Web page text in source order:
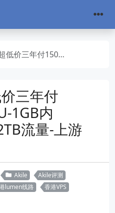
1GB内存-10GB硬盘-2TB流量-上游Hytron
三年付
1GB内
流量-上游
Akile
Akile评测
lumen线路
香港VPS